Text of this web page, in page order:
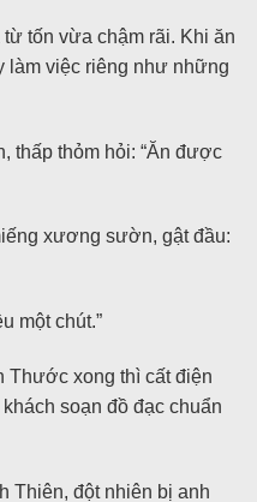
tốn vừa chậm rãi. Khi ăn
làm việc riêng như những
thấp thỏm hỏi: “Ăn được
xương sườn, gật đầu:
một chút.”
Thước xong thì cất điện
soạn đồ đạc chuẩn
Thiên, đột nhiên bị anh